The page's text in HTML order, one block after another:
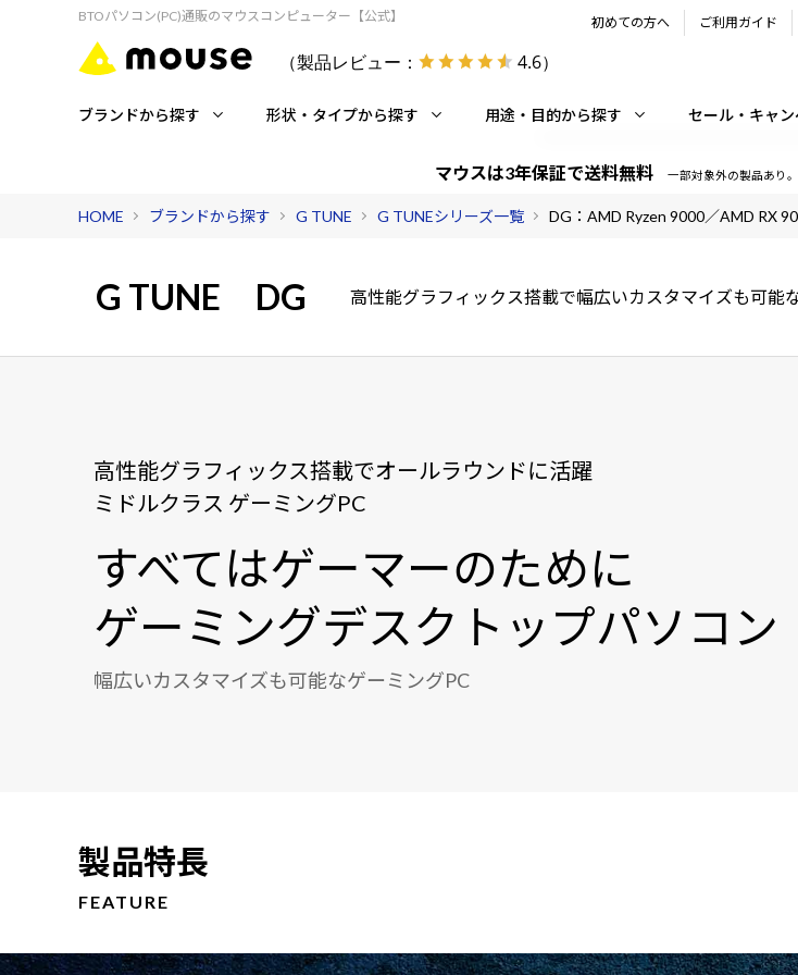
BTOパソコン(PC)通販のマウスコンピューター【公式】
（製品レビュー： 4.6）
初めての方へ ご利用ガイド
ブランドから探す 形状・タイプから探す 用途・目的から探す セール・キャン
マウスは3年保証で送料無料 一部対象外の製品あり
HOME ブランドから探す G TUNE G TUNEシリーズ一覧 DG：AMD Ryzen 9000／AMD RX
G TUNE DG 高性能グラフィックス搭載で幅広いカスタマイズも可能
高性能グラフィックス搭載でオールラウンドに活躍
ミドルクラス ゲーミングPC
すべてはゲーマーのために
ゲーミングデスクトップパソコン
幅広いカスタマイズも可能なゲーミングPC
製品特長
FEATURE